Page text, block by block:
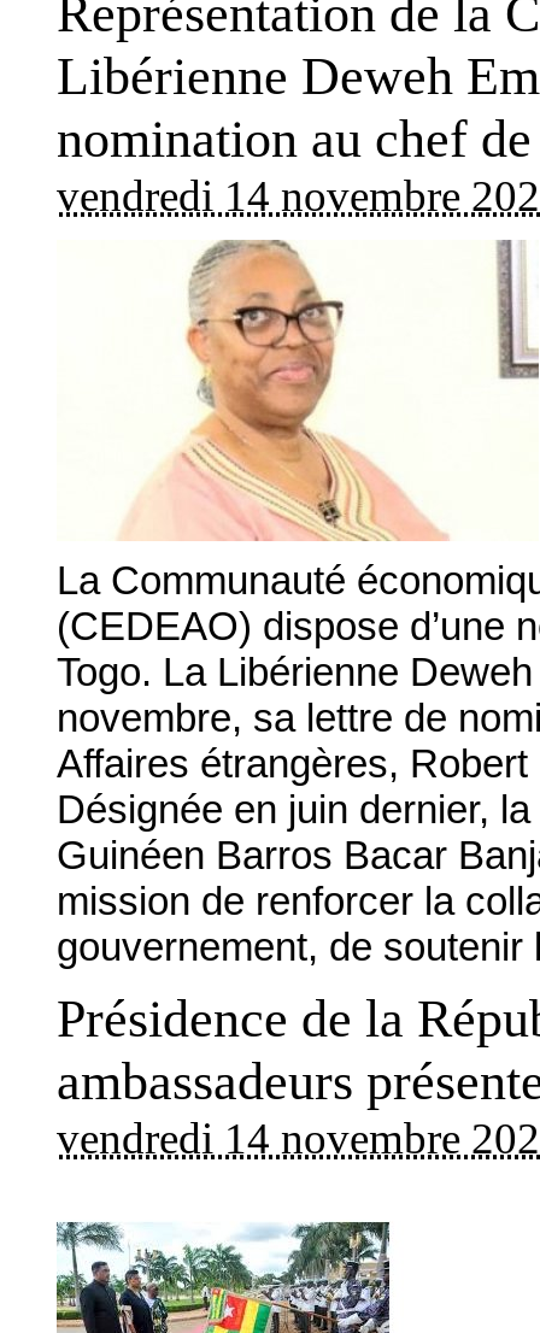
Représentation de la
Libérienne Deweh
nomination au chef
vendredi 14 novembre
La Communauté
(CEDEAO) dispose d’une
Togo. La Libérienne
novembre, sa lettre de
Affaires étrangères, Robert
Désignée en juin dernier,
Guinéen Barros Bacar
mission de renforcer la
gouvernement, de
Présidence de la
ambassadeurs
vendredi 14 novembre